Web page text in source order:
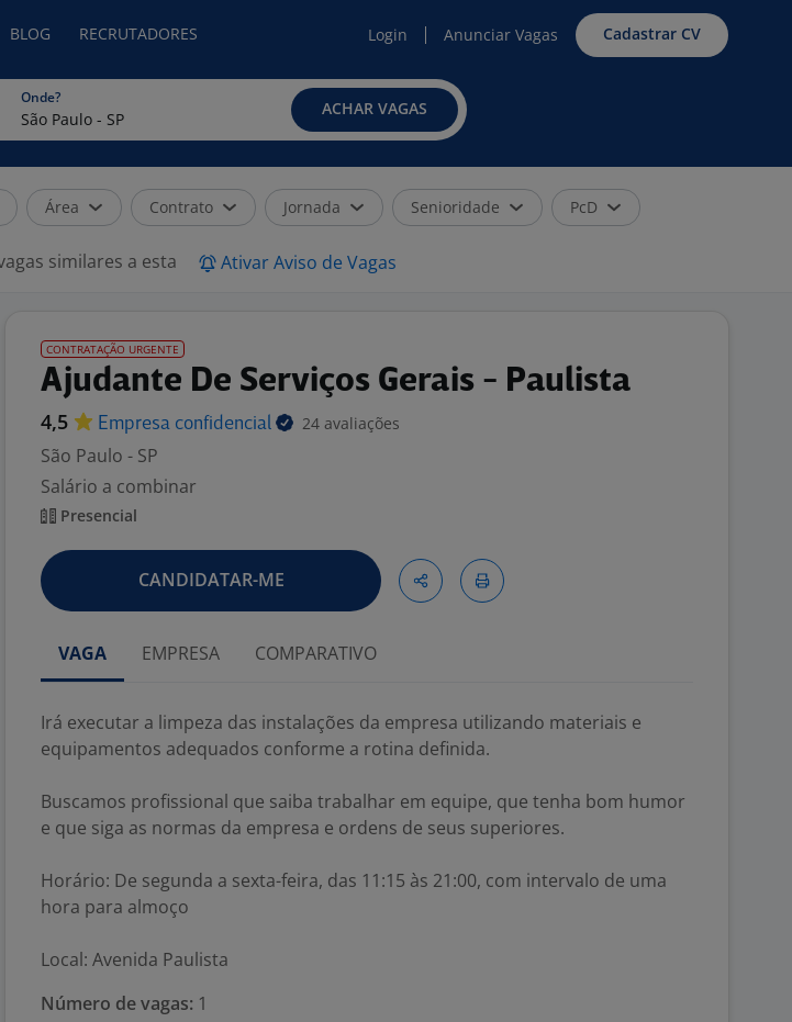
BLOG RECRUTADORES Login Anunciar Vagas Cadastrar CV
Onde?
ACHAR VAGAS
Área Contrato Jornada Senioridade PcD
similares a esta Ativar Aviso de Vagas
CONTRATAÇÃO URGENTE
Ajudante De Serviços Gerais - Paulista
4,5 Empresa confidencial 24 avaliações
São Paulo - SP
Salário a combinar
Presencial
CANDIDATAR-ME
VAGA EMPRESA COMPARATIVO
Irá executar a limpeza das instalações da empresa utilizando materiais e
equipamentos adequados conforme a rotina definida.
Buscamos profissional que saiba trabalhar em equipe, que tenha bom humor
e que siga as normas da empresa e ordens de seus superiores.
Horário: De segunda a sexta-feira, das 11:15 às 21:00, com intervalo de uma
hora para almoço
Local: Avenida Paulista
Número de vagas: 1